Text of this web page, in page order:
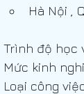
Hà Nội ,
Trình độ học
Mức kinh
Loại công